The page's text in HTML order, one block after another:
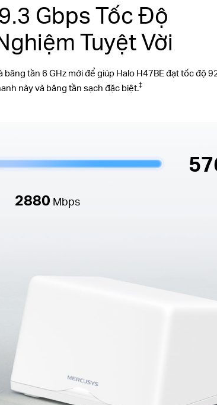
Gbps Tốc Độ
Tuyệt Vời
tần 6 GHz mới để giúp Halo H47BE đạt tốc độ
này và băng tần sạch đặc biệt.‡
2880 Mbps